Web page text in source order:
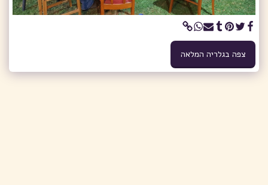
צפה בגלריה המלאה